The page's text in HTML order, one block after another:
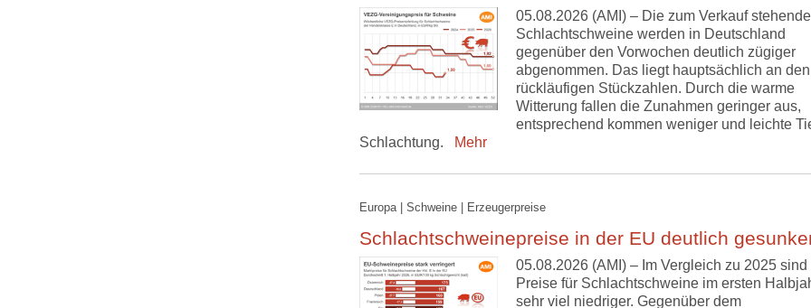
05.08.2026 (AMI) – Die zum Verkauf
Schlachtschweine werden in Deutschland
gegenüber den Vorwochen deutlich zügiger
abgenommen. Das liegt hauptsächlich an den
rückläufigen Stückzahlen. Durch die warme
Witterung fallen die Zunahmen geringer aus,
entsprechend kommen weniger und leichte
Schlachtung.
Mehr
Europa | Schweine | Erzeugerpreise
Schlachtschweinepreise in der EU deutlich
05.08.2026 (AMI) – Im Vergleich zu 2025 sind
Preise für Schlachtschweine im ersten
sehr viel niedriger. Gegenüber dem